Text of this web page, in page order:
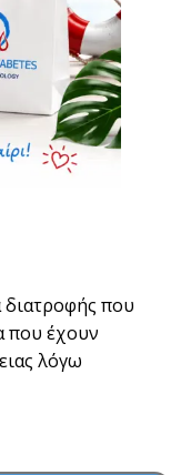
που
που έχουν
λόγω